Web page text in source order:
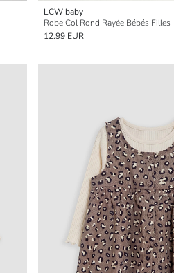
LCW baby
Robe Col Rond Rayée Bébés Filles
12.99 EUR